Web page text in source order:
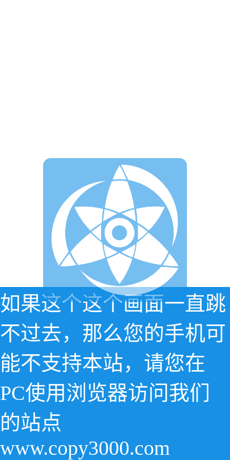
如果这个这个画面一直跳
不过去，那么您的手机可
能不支持本站，请您在
PC使用浏览器访问我们
的站点
www.copy3000.com